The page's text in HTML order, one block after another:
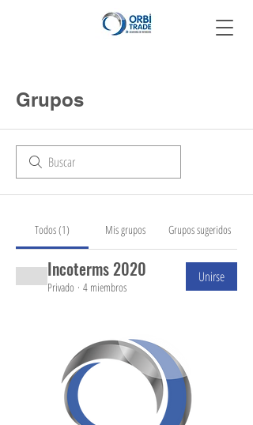
Grupos
Todos (1) Mis grupos Grupos sugeridos
Incoterms 2020
Privado · 4 miembros
Unirse